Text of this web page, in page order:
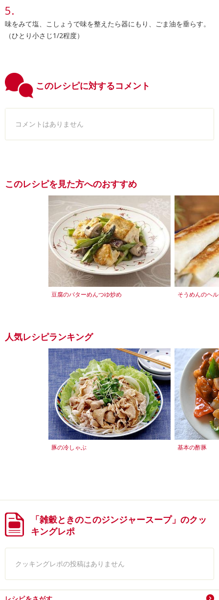
味をみて塩、こしょうで味を整えたら器にもり、ごま油を垂らす。
（ひとり小さじ1/2程度）
このレシピに対するコメント
コメントはありません
このレシピを見た方へのおすすめ
豆腐のバターめんつゆ炒め そうめんのヘ
人気レシピランキング
豚の冷しゃぶ 基本の酢豚
「雑穀ときのこのジンジャースープ」のクッ
キングレポ
クッキングレポの投稿はありません